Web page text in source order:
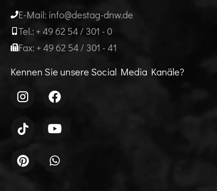
E-Mail: info@destag-dnw.de
Tel.: + 49 62 54 / 301 - 0
Fax: + 49 62 54 / 301 - 41
Kennen Sie unsere Social Media Kanäle?